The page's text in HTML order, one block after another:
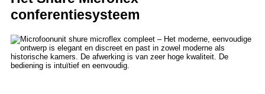
conferentiesysteem